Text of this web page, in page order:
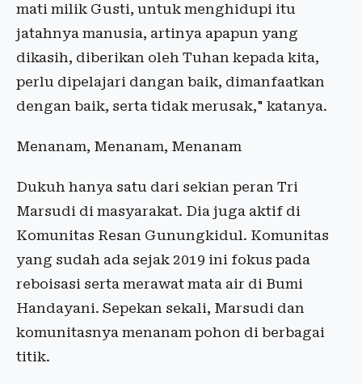
mati milik Gusti, untuk menghidupi itu
jatahnya manusia, artinya apapun yang
dikasih, diberikan oleh Tuhan kepada kita,
perlu dipelajari dangan baik, dimanfaatkan
dengan baik, serta tidak merusak," katanya.
Menanam, Menanam, Menanam
Dukuh hanya satu dari sekian peran Tri
Marsudi di masyarakat. Dia juga aktif di
Komunitas Resan Gunungkidul. Komunitas
yang sudah ada sejak 2019 ini fokus pada
reboisasi serta merawat mata air di Bumi
Handayani. Sepekan sekali, Marsudi dan
komunitasnya menanam pohon di berbagai
titik.